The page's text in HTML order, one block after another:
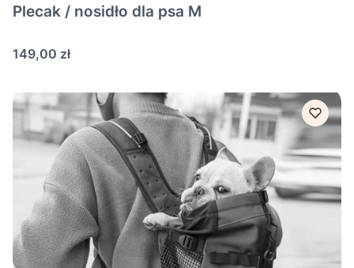
Plecak / nosidło dla psa M
Cena
149,00 zł